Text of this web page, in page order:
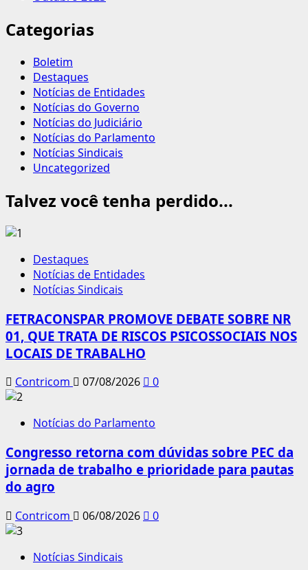
Categorias
Boletim
Destaques
Notícias de Entidades
Notícias do Governo
Notícias do Judiciário
Notícias do Parlamento
Notícias Sindicais
Uncategorized
Talvez você tenha perdido...
Destaques
Notícias de Entidades
Notícias Sindicais
FETRACONSPAR PROMOVE DEBATE SOBRE NR
01, QUE TRATA DE RISCOS PSICOSSOCIAIS NOS
LOCAIS DE TRABALHO
Contricom 07/08/2026 0
Notícias do Parlamento
Congresso retorna com dúvidas sobre PEC da
jornada de trabalho e prioridade para pautas
do agro
Contricom 06/08/2026 0
Notícias Sindicais